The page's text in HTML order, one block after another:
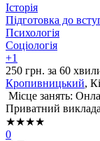
Історія
Підготовка до
Психологія
Соціологія
+1
250 грн. за 60
Кропивницький,
Місце занять:
Приватний
★★★★
0